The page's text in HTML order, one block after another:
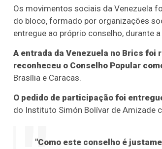
Os movimentos sociais da Venezuela
do bloco, formado por organizações
entregue ao próprio conselho, durante
A entrada da Venezuela no Brics foi
reconheceu o Conselho Popular
Brasília e Caracas.
O pedido de participação foi
do Instituto Simón Bolívar de Amizade
"Como este conselho é